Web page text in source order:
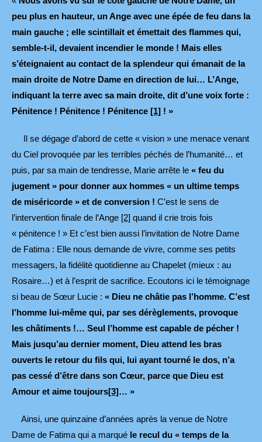
peu plus en hauteur, un Ange avec une épée de feu dans la
main gauche ; elle scintillait et émettait des flammes qui,
semble-t-il, devaient incendier le monde ! Mais elles
s’éteignaient au contact de la splendeur qui émanait de la
main droite de Notre Dame en direction de lui… L’Ange,
indiquant la terre avec sa main droite, dit d’une voix forte :
Pénitence ! Pénitence ! Pénitence [1] ! »
Il se dégage d’abord de cette « vision » une menace venant
du Ciel provoquée par les terribles péchés de l’humanité… et
puis, par sa main de tendresse, Marie arrête le « feu du
jugement » pour donner aux hommes « un ultime temps
de miséricorde » et de conversion ! C’est le sens de
l’intervention finale de l’Ange [2] quand il crie trois fois
« pénitence ! » Et c’est bien aussi l’invitation de Notre Dame
de Fatima : Elle nous demande de vivre, comme ses petits
messagers, la fidélité quotidienne au Chapelet (mieux : au
Rosaire…) et à l’esprit de sacrifice. Ecoutons ici le témoignage
si beau de Sœur Lucie : « Dieu ne châtie pas l’homme. C’est
l’homme lui-même qui, par ses dérèglements, provoque
les châtiments !… Seul l’homme est capable de pécher !
Mais jusqu’au dernier moment, Dieu attend les bras
ouverts le retour du fils qui, lui ayant tourné le dos, n’a
pas cessé d’être dans son Cœur, parce que Dieu est
Amour et aime toujours[3]… »
Ainsi, une quinzaine d’années après la venue de Notre
Dame de Fatima qui a marqué le recul du « temps de la